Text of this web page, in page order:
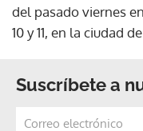
del pasado viernes
10 y 11, en la ciudad
Suscríbete a